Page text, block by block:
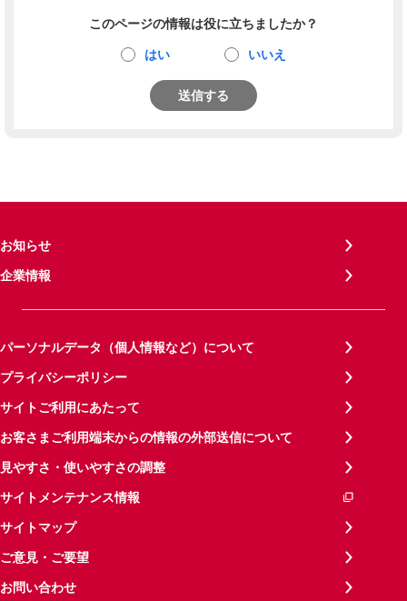
このページの情報は役に立ちましたか？
はい いいえ
送信する
お知らせ
企業情報
パーソナルデータ（個人情報など）について
プライバシーポリシー
サイトご利用にあたって
お客さまご利用端末からの情報の外部送信について
見やすさ・使いやすさの調整
サイトメンテナンス情報
サイトマップ
ご意見・ご要望
お問い合わせ